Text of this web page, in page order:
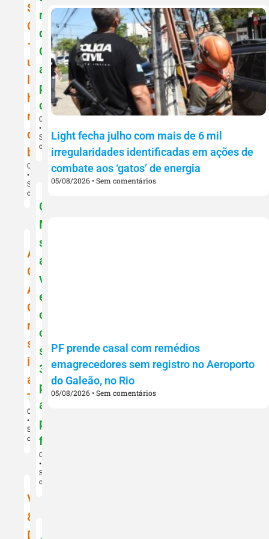
Santa
Cecília
–
um
legado
histórico
repleto
de
beleza
09/08/2026
Sem
comentários
Ars
Gratia
Artis:
Odisseu
revela
sua
identidade
a
Telêmaco
09/08/2026
Sem
comentários
Versos
&
Diversos:
magia
de
Oz
aos
palcos
cariocas
08/08/2026
Sem
comentários
Comunidade
Mangueirense
solta
a
voz
e
classifca
o
samba
3
para
a
próxima
fase
07/08/2026
Sem
comentários
Light fecha julho com mais de 6 mil
irregularidades identificadas em ações de
combate aos ‘gatos’ de energia
05/08/2026 Sem comentários
PF prende casal com remédios
emagrecedores sem registro no Aeroporto
do Galeão, no Rio
05/08/2026 Sem comentários